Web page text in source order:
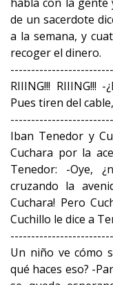
de un sacerdote
a la semana, y
recoger el dinero.
RIIING!!! RIIING!!!
Pues tiren del
Iban Tenedor y
Cuchara por la
Tenedor: -Oye,
cruzando la
Cuchara! Pero
Cuchillo le dice a
Un niño ve cómo
qué haces eso? -